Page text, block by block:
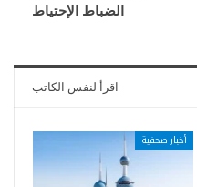
الضباط الإحتياط
اقرأ لنفس الكاتب
أخبار صحفية